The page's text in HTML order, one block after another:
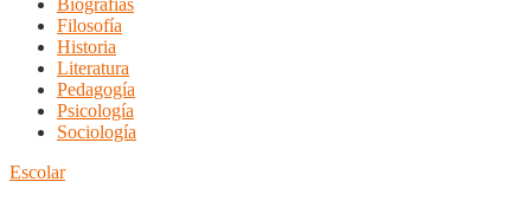
Biografías
Filosofía
Historia
Literatura
Pedagogía
Psicología
Sociología
Escolar